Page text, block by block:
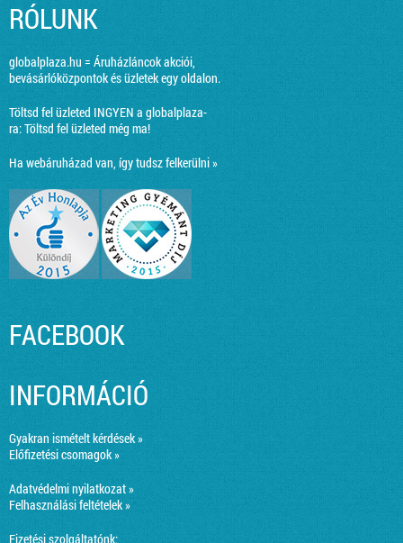
RÓLUNK
globalplaza.hu = Áruházláncok akciói,
bevásárlóközpontok és üzletek egy oldalon.
Töltsd fel üzleted INGYEN a globalplaza-
ra:Töltsd fel üzleted még ma!
Ha webáruházad van, így tudsz felkerülni »
FACEBOOK
INFORMÁCIÓ
Gyakran ismételt kérdések »
Előfizetési csomagok »
Adatvédelmi nyilatkozat »
Felhasználási feltételek »
Fizetési szolgáltatónk: